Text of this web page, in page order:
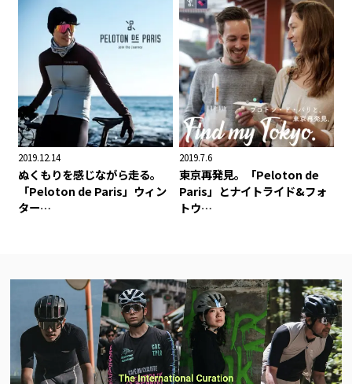
2019.12.14
ぬくもりを感じながら走る。
「Peloton de Paris」ウィン
ター…
2019.7.6
東京再発見。「Peloton de
Paris」とナイトライド&フォ
トウ…